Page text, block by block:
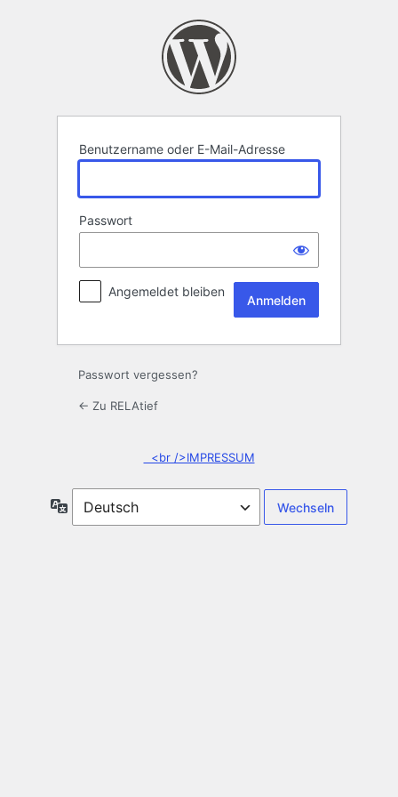
Benutzername oder E-Mail-Adresse
Passwort
Angemeldet bleiben
Passwort vergessen?
← Zu RELAtief
<br />IMPRESSUM
Sprache